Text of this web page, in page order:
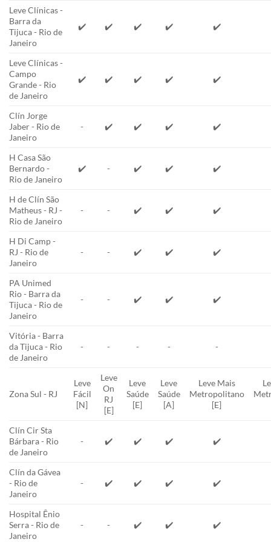
Leve Clínicas -
Barra da
Tijuca - Rio de
Janeiro
✔️ ✔️ ✔️ ✔️ ✔️
Leve Clínicas -
Campo
Grande - Rio
de Janeiro
✔️ ✔️ ✔️ ✔️ ✔️
Clín Jorge
Jaber - Rio de
Janeiro
- ✔️ ✔️ ✔️ ✔️
H Casa São
Bernardo -
Rio de Janeiro
✔️ - ✔️ ✔️ ✔️
H de Clín São
Matheus - RJ -
Rio de Janeiro
- - ✔️ ✔️ ✔️
H Di Camp -
RJ - Rio de
Janeiro
- - ✔️ ✔️ ✔️
PA Unimed
Rio - Barra da
Tijuca - Rio de
Janeiro
- - ✔️ ✔️ ✔️
Vitória - Barra
da Tijuca - Rio
de Janeiro
- - - - -
Zona Sul - RJ
Leve
Fácil
[N]
Leve
On
RJ
[E]
Leve
Saúde
[E]
Leve
Saúde
[A]
Leve Mais
Metropolitano
[E]
Clín Cir Sta
Bárbara - Rio
de Janeiro
- ✔️ ✔️ ✔️ ✔️
Clín da Gávea
- Rio de
Janeiro
- ✔️ ✔️ ✔️ ✔️
Hospital Ênio
Serra - Rio de
Janeiro
- - ✔️ ✔️ ✔️